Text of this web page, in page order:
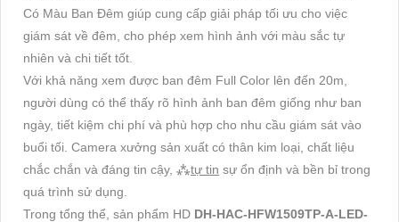
Có Màu Ban Đêm giúp cung cấp giải pháp tối ưu cho việc
giám sát về đêm, cho phép xem hình ảnh với màu sắc tự
nhiên và chi tiết tốt.
Với khả năng xem được ban đêm Full Color lên đến 20m,
người dùng có thể thấy rõ hình ảnh ban đêm giống như ban
ngày, tiết kiệm chi phí và phù hợp cho nhu cầu giám sát vào
buổi tối. Camera xưởng sản xuất có thân kim loại, chất liệu
chắc chắn và đáng tin cậy, ⁂tự tin sự ổn định và bền bỉ trong
quá trình sử dụng.
Trong tổng thể, sản phẩm HD DH-HAC-HFW1509TP-A-LED-